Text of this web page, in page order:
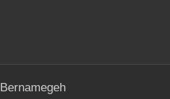
Bernamegeh